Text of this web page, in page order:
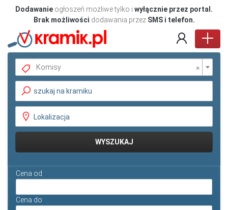
Dodawanie ogłoszeń możliwe tylko i wyłącznie przez portal.
Brak możliwości dodawania przez SMS i telefon.
×
Komisy
WYSZUKAJ
Cena od
Cena do
Pokaż oferty